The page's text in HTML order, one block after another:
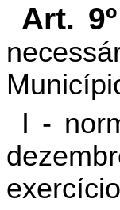
Art. 9º
I -